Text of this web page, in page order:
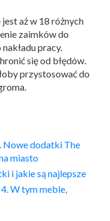
aż w 18 różnych
zaimków do
pracy.
się od błędów.
przystosować do
Nowe dodatki The
miasto
i jakie są najlepsze
W tym meble,